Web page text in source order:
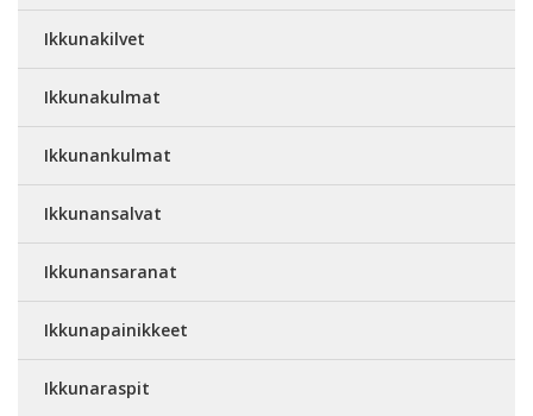
Ikkunakilvet
Ikkunakulmat
Ikkunankulmat
Ikkunansalvat
Ikkunansaranat
Ikkunapainikkeet
Ikkunaraspit